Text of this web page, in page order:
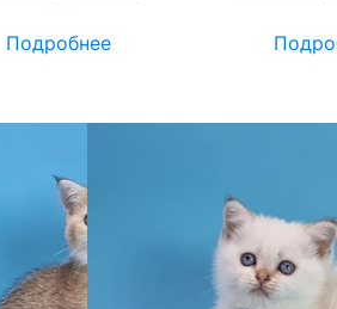
Подробнее